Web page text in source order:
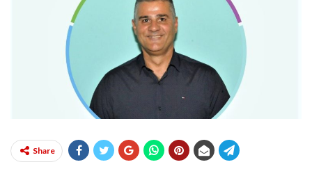
Share